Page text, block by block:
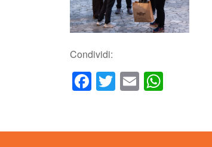
Condividi:
Facebook
Twitter
Email